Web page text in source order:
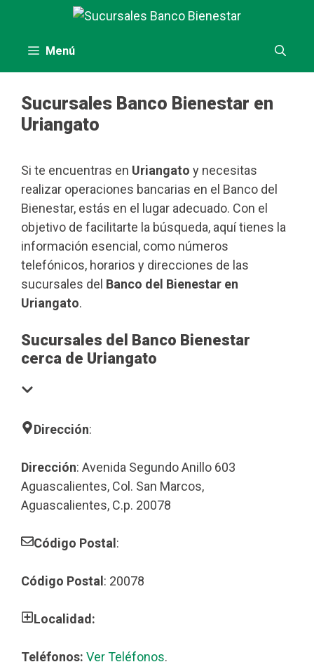
contenidoMenú
Sucursales Banco Bienestar en
Uriangato
Si te encuentras en Uriangato y necesitas
realizar operaciones bancarias en el Banco del
Bienestar, estás en el lugar adecuado. Con el
objetivo de facilitarte la búsqueda, aquí tienes la
información esencial, como números
telefónicos, horarios y direcciones de las
sucursales del Banco del Bienestar en
Uriangato.
Sucursales del Banco Bienestar
cerca de Uriangato
Dirección:
Dirección: Avenida Segundo Anillo 603
Aguascalientes, Col. San Marcos,
Aguascalientes, C.p. 20078
Código Postal:
Código Postal: 20078
Localidad:
Teléfonos: Ver Teléfonos.